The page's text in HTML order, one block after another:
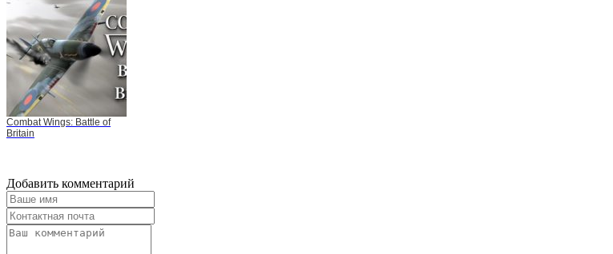
Combat Wings: Battle of
Britain
Добавить комментарий